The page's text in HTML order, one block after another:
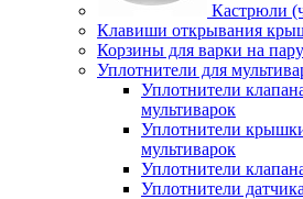
Кастрюли
Клавиши открывания
Корзины для варки на
Уплотнители для
Уплотнители
мультиварок
Уплотнители
мультиварок
Уплотнители
Уплотнители